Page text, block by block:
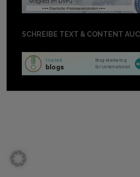
SCHREIBE TEXT & CONTENT